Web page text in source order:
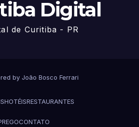
Digital
de Curitiba - PR
by João Bosco Ferrari
HOTÉISRESTAURANTES
CONTATO